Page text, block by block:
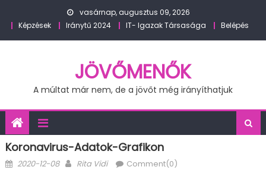
vasárnap, augusztus 09, 2026
Képzések
Iránytű 2024 IT- Igazak Társasága Belépés
JÖVŐMENŐK
A múltat már nem, de a jövőt még irányíthatjuk
Koronavirus-Adatok-Grafikon
Posted
2020-12-08 Author
Rita Vidi Comment(0)